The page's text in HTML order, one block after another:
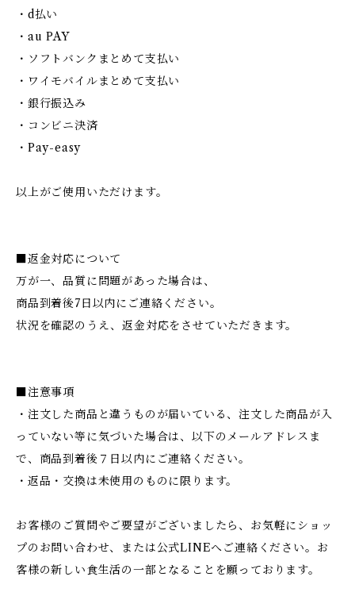
・d払い
・au PAY
・ソフトバンクまとめて支払い
・ワイモバイルまとめて支払い
・銀行振込み
・コンビニ決済
・Pay-easy
以上がご使用いただけます。
■返金対応について
万が一、品質に問題があった場合は、
商品到着後7日以内にご連絡ください。
状況を確認のうえ、返金対応をさせていただきます。
■注意事項
・注文した商品と違うものが届いている、注文した商品が入
っていない等に気づいた場合は、以下のメールアドレスま
で、商品到着後７日以内にご連絡ください。
・返品・交換は未使用のものに限ります。
お客様のご質問やご要望がございましたら、お気軽にショッ
プのお問い合わせ、または公式LINEへご連絡ください。お
客様の新しい食生活の一部となることを願っております。